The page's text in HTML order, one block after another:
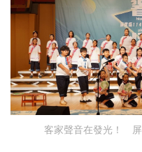
客家聲音在發光！ 屏